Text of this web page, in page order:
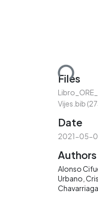
Loading...
Files
Vijes.bib
Date
2021-05-
Authors
Alonso
Urbano,